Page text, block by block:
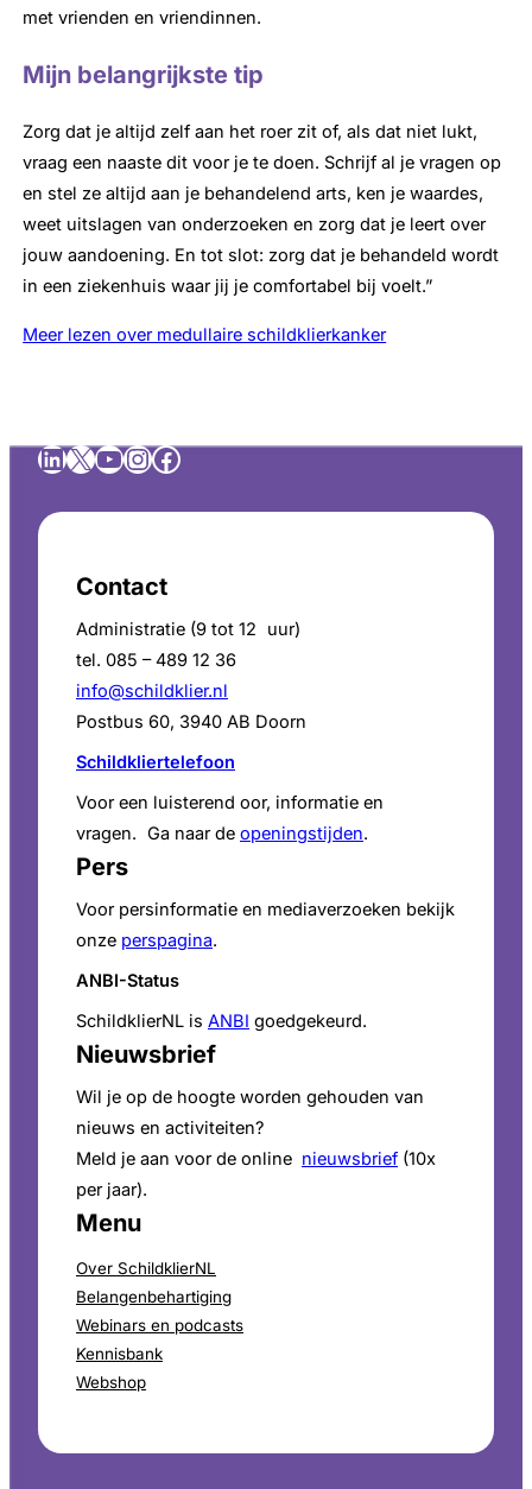
met vrienden en vriendinnen.
Mijn belangrijkste tip
Zorg dat je altijd zelf aan het roer zit of, als dat niet lukt,
vraag een naaste dit voor je te doen. Schrijf al je vragen op
en stel ze altijd aan je behandelend arts, ken je waardes,
weet uitslagen van onderzoeken en zorg dat je leert over
jouw aandoening. En tot slot: zorg dat je behandeld wordt
in een ziekenhuis waar jij je comfortabel bij voelt.”
Meer lezen over medullaire schildklierkanker
LinkedIn
X YouTube
Instagram
Facebook
Contact
Administratie (9 tot 12 uur)
tel. 085 – 489 12 36
info@schildklier.nl
Postbus 60, 3940 AB Doorn
Schildkliertelefoon
Voor een luisterend oor, informatie en
vragen. Ga naar de openingstijden.
Pers
Voor persinformatie en mediaverzoeken bekijk
onze perspagina.
ANBI-Status
SchildklierNL is ANBI goedgekeurd.
Nieuwsbrief
Wil je op de hoogte worden gehouden van
nieuws en activiteiten?
Meld je aan voor de online nieuwsbrief (10x
per jaar).
Menu
Over SchildklierNL
Belangenbehartiging
Webinars en podcasts
Kennisbank
Webshop